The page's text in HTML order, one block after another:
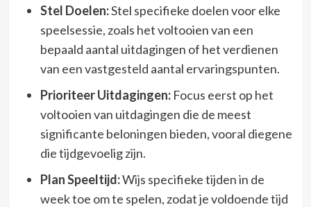
Stel Doelen:Stel specifieke doelen voor elke
speelsessie, zoals het voltooien van een
bepaald aantal uitdagingen of het verdienen
van een vastgesteld aantal ervaringspunten.
Prioriteer Uitdagingen:Focus eerst op het
voltooien van uitdagingen die de meest
significante beloningen bieden, vooral diegene
die tijdgevoelig zijn.
Plan Speeltijd:Wijs specifieke tijden in de
week toe om te spelen, zodat je voldoende tijd